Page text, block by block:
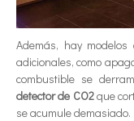
Además, hay
adicionales, como
combustible se
detector de CO2que
se acumule demasiado.